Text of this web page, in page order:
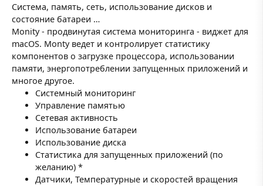
Система, память, сеть, использование дисков и
состояние батареи …
Monity - продвинутая система мониторинга - виджет для
macOS. Monty ведет и контролирует статистику
компонентов о загрузке процессора, использовании
памяти, энергопотреблении запущенных приложений и
многое другое.
Системный мониторинг
Управление памятью
Сетевая активность
Использование батареи
Использование диска
Статистика для запущенных приложений (по
желанию) *
Датчики, Температурные и скоростей вращения